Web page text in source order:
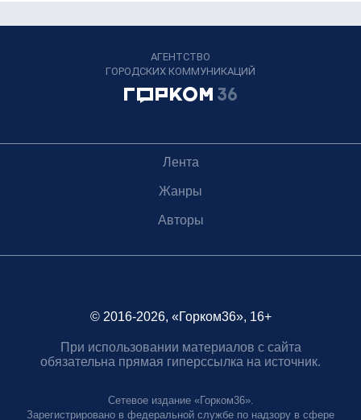
АГЕНТСТВО
ГОРОДСКИХ КОММУНИКАЦИЙ
Лента
Жанры
Авторы
© 2016-2026, «Горком36», 16+
При использовании материалов с сайта
обязательна прямая гиперссылка на источник.
Сетевое издание «Горком36».
Зарегистрировано в федеральной службе по надзору в сфере